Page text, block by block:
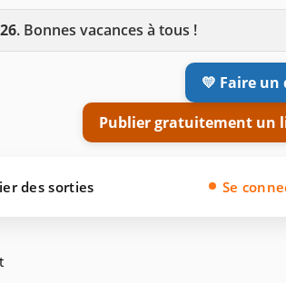
. Bonnes vacances à tous !
💛 Faire un
Publier gratuitement un
des sorties Se